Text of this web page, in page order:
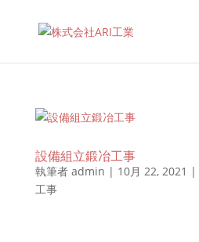
設備組立鍛冶工事
執筆者 admin | 10月 22, 2021 |
工事